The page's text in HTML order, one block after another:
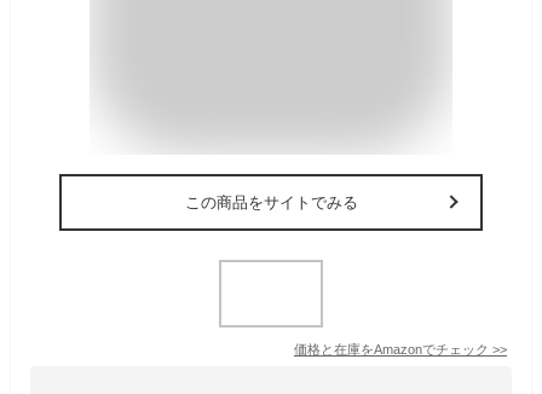
この商品をサイトでみる
価格と在庫をAmazonでチェック >>